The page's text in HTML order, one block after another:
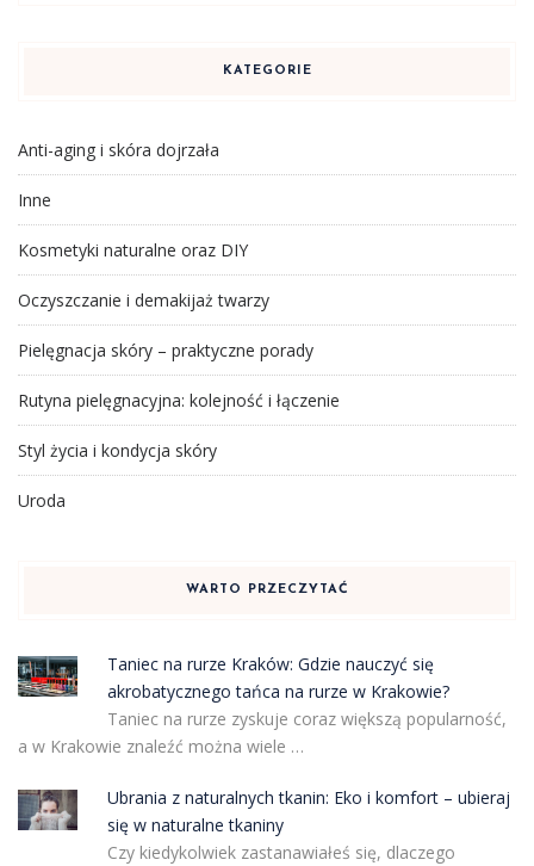
KATEGORIE
Anti-aging i skóra dojrzała
Inne
Kosmetyki naturalne oraz DIY
Oczyszczanie i demakijaż twarzy
Pielęgnacja skóry – praktyczne porady
Rutyna pielęgnacyjna: kolejność i łączenie
Styl życia i kondycja skóry
Uroda
WARTO PRZECZYTAĆ
Taniec na rurze Kraków: Gdzie nauczyć się
akrobatycznego tańca na rurze w Krakowie?
Taniec na rurze zyskuje coraz większą popularność,
a w Krakowie znaleźć można wiele …
Ubrania z naturalnych tkanin: Eko i komfort – ubieraj
się w naturalne tkaniny
Czy kiedykolwiek zastanawiałeś się, dlaczego